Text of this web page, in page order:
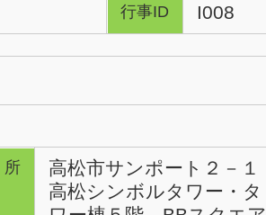
行事ID I008
高松市サンポート２－１
高松シンボルタワー・タ